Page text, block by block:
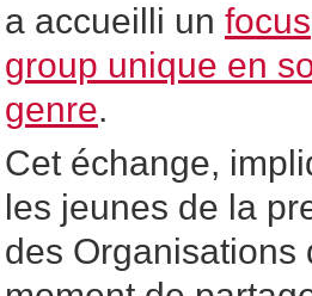
a accueilli un focus
group unique en
genre.
Cet échange,
les jeunes de la
des Organisations